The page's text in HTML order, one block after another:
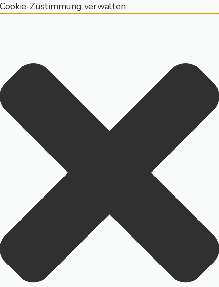
Cookie-Zustimmung verwalten